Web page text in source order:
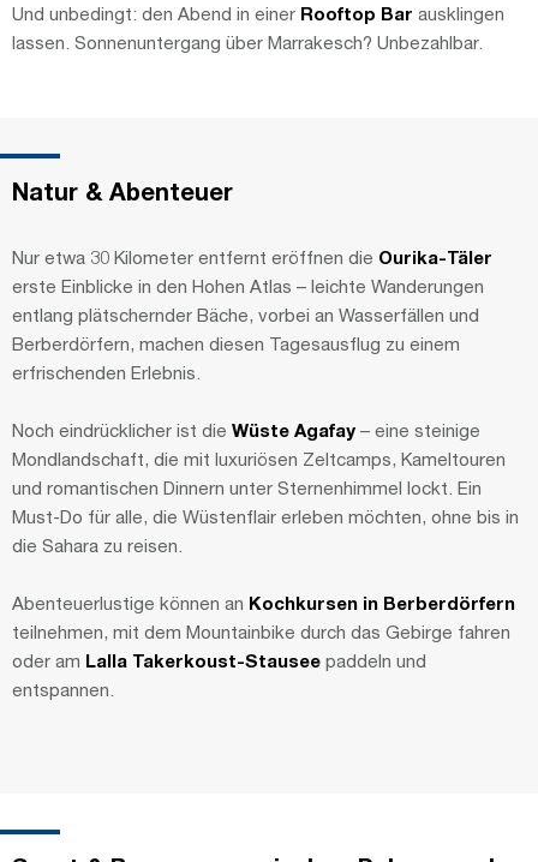
Und unbedingt: den Abend in einer Rooftop Bar ausklingen
lassen. Sonnenuntergang über Marrakesch? Unbezahlbar.
Natur & Abenteuer
Nur etwa 30 Kilometer entfernt eröffnen die Ourika-Täler
erste Einblicke in den Hohen Atlas – leichte Wanderungen
entlang plätschernder Bäche, vorbei an Wasserfällen und
Berberdörfern, machen diesen Tagesausflug zu einem
erfrischenden Erlebnis.
Noch eindrücklicher ist die Wüste Agafay – eine steinige
Mondlandschaft, die mit luxuriösen Zeltcamps, Kameltouren
und romantischen Dinnern unter Sternenhimmel lockt. Ein
Must-Do für alle, die Wüstenflair erleben möchten, ohne bis in
die Sahara zu reisen.
Abenteuerlustige können an Kochkursen in Berberdörfern
teilnehmen, mit dem Mountainbike durch das Gebirge fahren
oder am Lalla Takerkoust-Stausee paddeln und
entspannen.